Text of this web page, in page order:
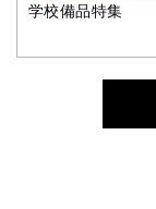
学校備品特集